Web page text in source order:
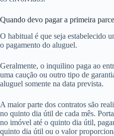
Quando devo pagar a primeira
O habitual é que seja estabelecido
o pagamento do aluguel.
Geralmente, o inquilino paga ao
uma caução ou outro tipo de
aluguel somente na data prevista.
A maior parte dos contratos são
no quinto dia útil de cada mês.
no imóvel até o quinto dia útil,
quinto dia útil ou o valor